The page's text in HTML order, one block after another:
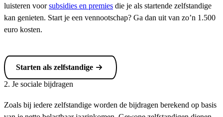
luisteren voorsubsidies en premies die je als startende zelfstandige
kan genieten. Start je een vennootschap? Ga dan uit van zo’n 1.500
euro kosten.
Starten als zelfstandige
2. Je sociale bijdragen
Zoals bij iedere zelfstandige worden de bijdragen berekend op basis